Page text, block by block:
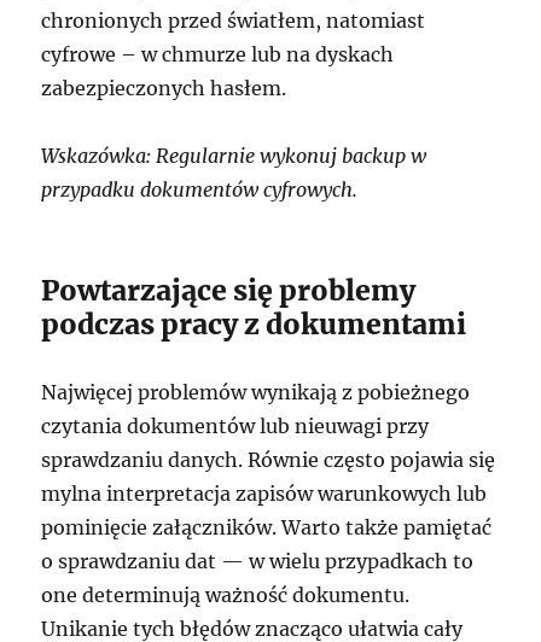
chronionych przed światłem, natomiast
cyfrowe – w chmurze lub na dyskach
zabezpieczonych hasłem.
Wskazówka: Regularnie wykonuj backup w
przypadku dokumentów cyfrowych.
Powtarzające się problemy
podczas pracy z dokumentami
Najwięcej problemów wynikają z pobieżnego
czytania dokumentów lub nieuwagi przy
sprawdzaniu danych. Równie często pojawia się
mylna interpretacja zapisów warunkowych lub
pominięcie załączników. Warto także pamiętać
o sprawdzaniu dat — w wielu przypadkach to
one determinują ważność dokumentu.
Unikanie tych błędów znacząco ułatwia cały